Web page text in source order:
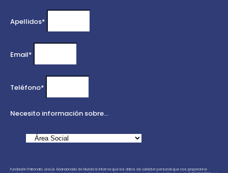
Apellidos*
Email*
Teléfono*
Necesito información sobre...
Fundación Patronato Jesús Abandonado de Murcia le informa que los datos de carácter personal que nos proporcione